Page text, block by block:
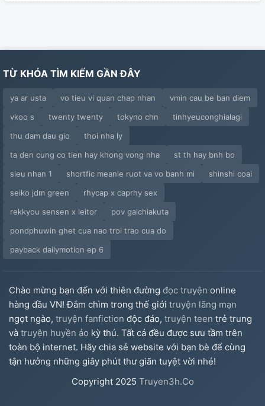
TỪ KHÓA TÌM KIẾM GẦN ĐÂY
ya ar usta vo tieu vi quan chap nhan
vmin cau be ban diem
vkoo s
twenty twenty tokyno chn
tinhyeuconghialagi
thu dam dau gio
thoi nha ly
ta den cung co tien hay khong vong nha
st th hay bnh bo
sieu nhan 1
shortfic meanie ruot va vo banh mi
shinshi coai
seiko jdm green
rhycap x caprhy sex
rekkyou sensen x leitor
pov gaichiakuta
pondphuwin ghet cua nao troi trao cua do
payback dailymotion ep 6
Chào mừng bạn đến với thiên đường đọc truyện online
hàng đầu VN! Đắm chìm trong thế giới truyện lãng mạn
ngọt ngào, truyện fanfiction độc đáo, truyện teen trẻ trung
và truyện huyền ảo kỳ thú. Tất cả đều được sưu tầm trên
toàn bộ internet. Hãy chia sẻ website với bạn bè để cùng
tận hưởng những giây phút thư giãn tuyệt vời nhé!
Copyright 2025 Truyen3h.Co